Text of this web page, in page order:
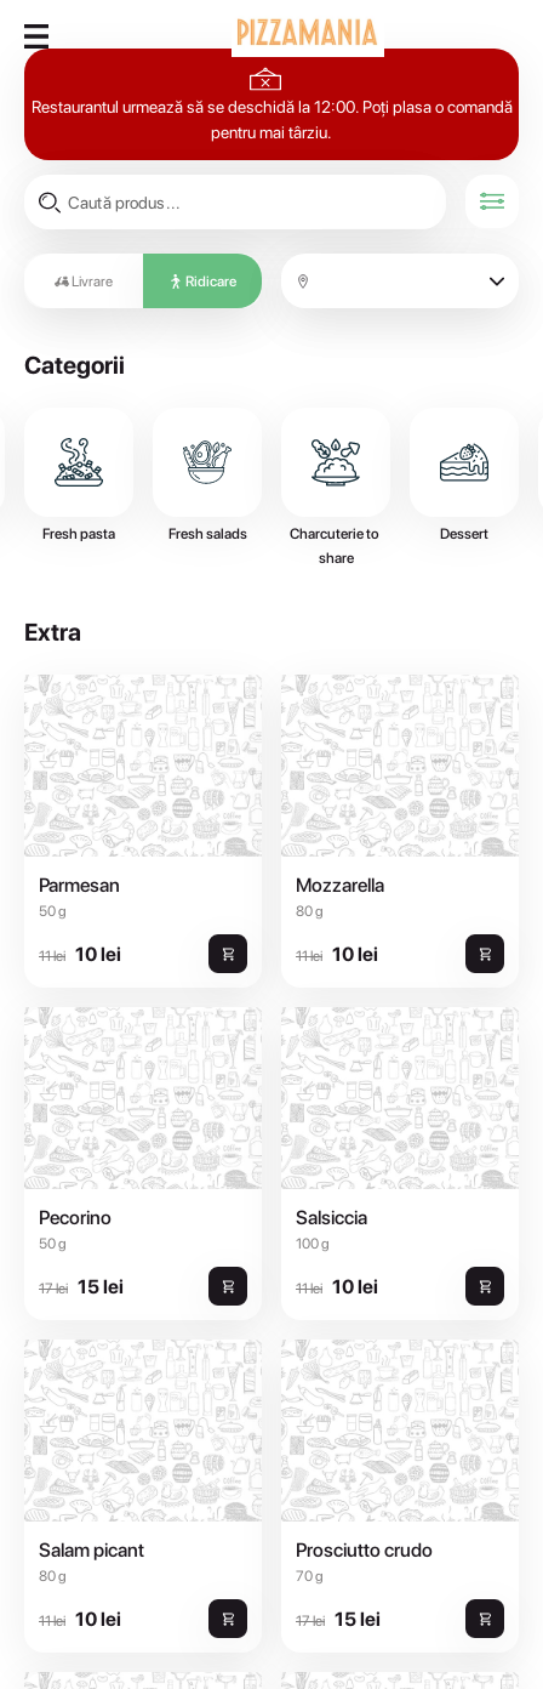
Restaurantul urmează să se deschidă la 12:00. Poți plasa o comandă
pentru mai târziu.
Livrare Ridicare
Categorii
Fresh pasta Fresh salads
Charcuterie to
share
Dessert
Extra
Parmesan
50 g
11 lei 10 lei
Mozzarella
80 g
11 lei 10 lei
Pecorino
50 g
17 lei 15 lei
Salsiccia
100 g
11 lei 10 lei
Salam picant
80 g
11 lei 10 lei
Prosciutto crudo
70 g
17 lei 15 lei